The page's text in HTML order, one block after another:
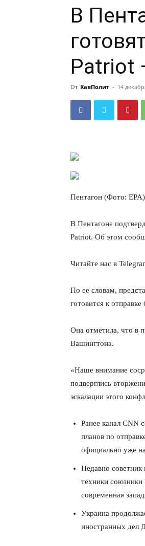
В
Patriot
От КавПолит - 14
Пентагон (Фото: EPA)
В Пентагоне
Patriot. Об этом
Читайте нас в
По ее словам,
готовится к
Она отметила, что в
Вашингтона.
«Наше внимание
подверглись
эскалации этого
Ранее канал CNN
планов по
официально уже
Недавно
техники
современная
Украина
иностранных дел